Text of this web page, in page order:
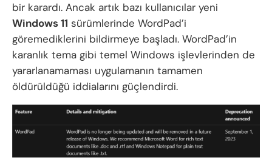
bir karardı. Ancak artık bazı kullanıcılar yeni
Windows 11 sürümlerinde WordPad’i
göremediklerini bildirmeye başladı. WordPad’in
karanlık tema gibi temel Windows işlevlerinden de
yararlanamaması uygulamanın tamamen
öldürüldüğü iddialarını güçlendirdi.